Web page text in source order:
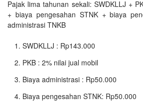
Pajak lima tahunan sekali: SWDKLLJ +
+ biaya pengesahan STNK + biaya
administrasi TNKB
SWDKLLJ : Rp143.000
PKB : 2% nilai jual mobil
Biaya administrasi : Rp50.000
Biaya pengesahan STNK: Rp50.000